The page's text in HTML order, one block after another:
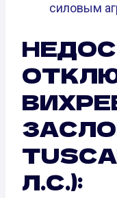
силовым
Л.С.):